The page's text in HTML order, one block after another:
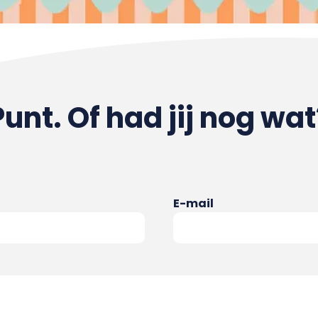
Of had jij nog
E-mail